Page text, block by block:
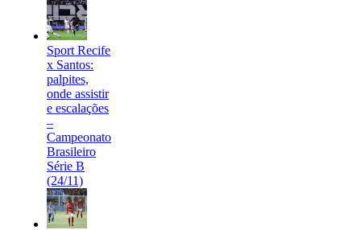
Sport Recife
x Santos:
palpites,
onde assistir
e escalações
–
Campeonato
Brasileiro
Série B
(24/11)